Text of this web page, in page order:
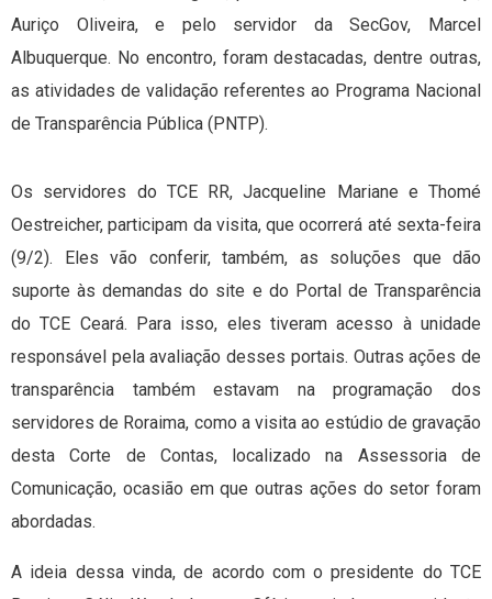
Auriço Oliveira, e pelo servidor da SecGov, Marcel
Albuquerque. No encontro, foram destacadas, dentre outras,
as atividades de validação referentes ao Programa Nacional
de Transparência Pública (PNTP).
Os servidores do TCE RR, Jacqueline Mariane e Thomé
Oestreicher, participam da visita, que ocorrerá até sexta-feira
(9/2). Eles vão conferir, também, as soluções que dão
suporte às demandas do site e do Portal de Transparência
do TCE Ceará. Para isso, eles tiveram acesso à unidade
responsável pela avaliação desses portais. Outras ações de
transparência também estavam na programação dos
servidores de Roraima, como a visita ao estúdio de gravação
desta Corte de Contas, localizado na Assessoria de
Comunicação, ocasião em que outras ações do setor foram
abordadas.
A ideia dessa vinda, de acordo com o presidente do TCE